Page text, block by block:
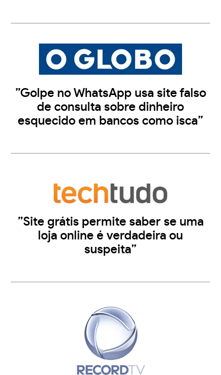
”Golpe no WhatsApp usa site falso
de consulta sobre dinheiro
esquecido em bancos como isca”
”Site grátis permite saber se uma
loja online é verdadeira ou
suspeita”